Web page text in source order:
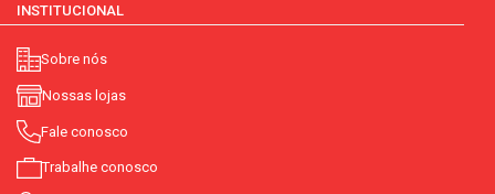
INSTITUCIONAL
Sobre nós
Nossas lojas
Fale conosco
Trabalhe conosco